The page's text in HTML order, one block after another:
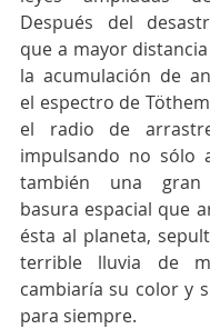
Después del
que a mayor
la acumulación de
el espectro de
el radio de
impulsando no sólo
también una
basura espacial que
ésta al planeta,
terrible lluvia de
cambiaría su color y
para siempre.